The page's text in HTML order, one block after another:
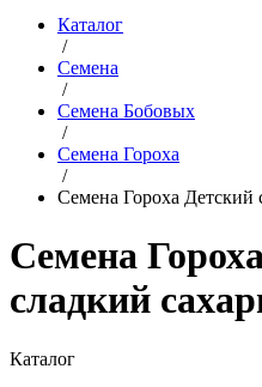
Каталог
/
Семена
/
Семена Бобовых
/
Семена Гороха
/
Семена Гороха Детский
Семена
сладкий
Каталог